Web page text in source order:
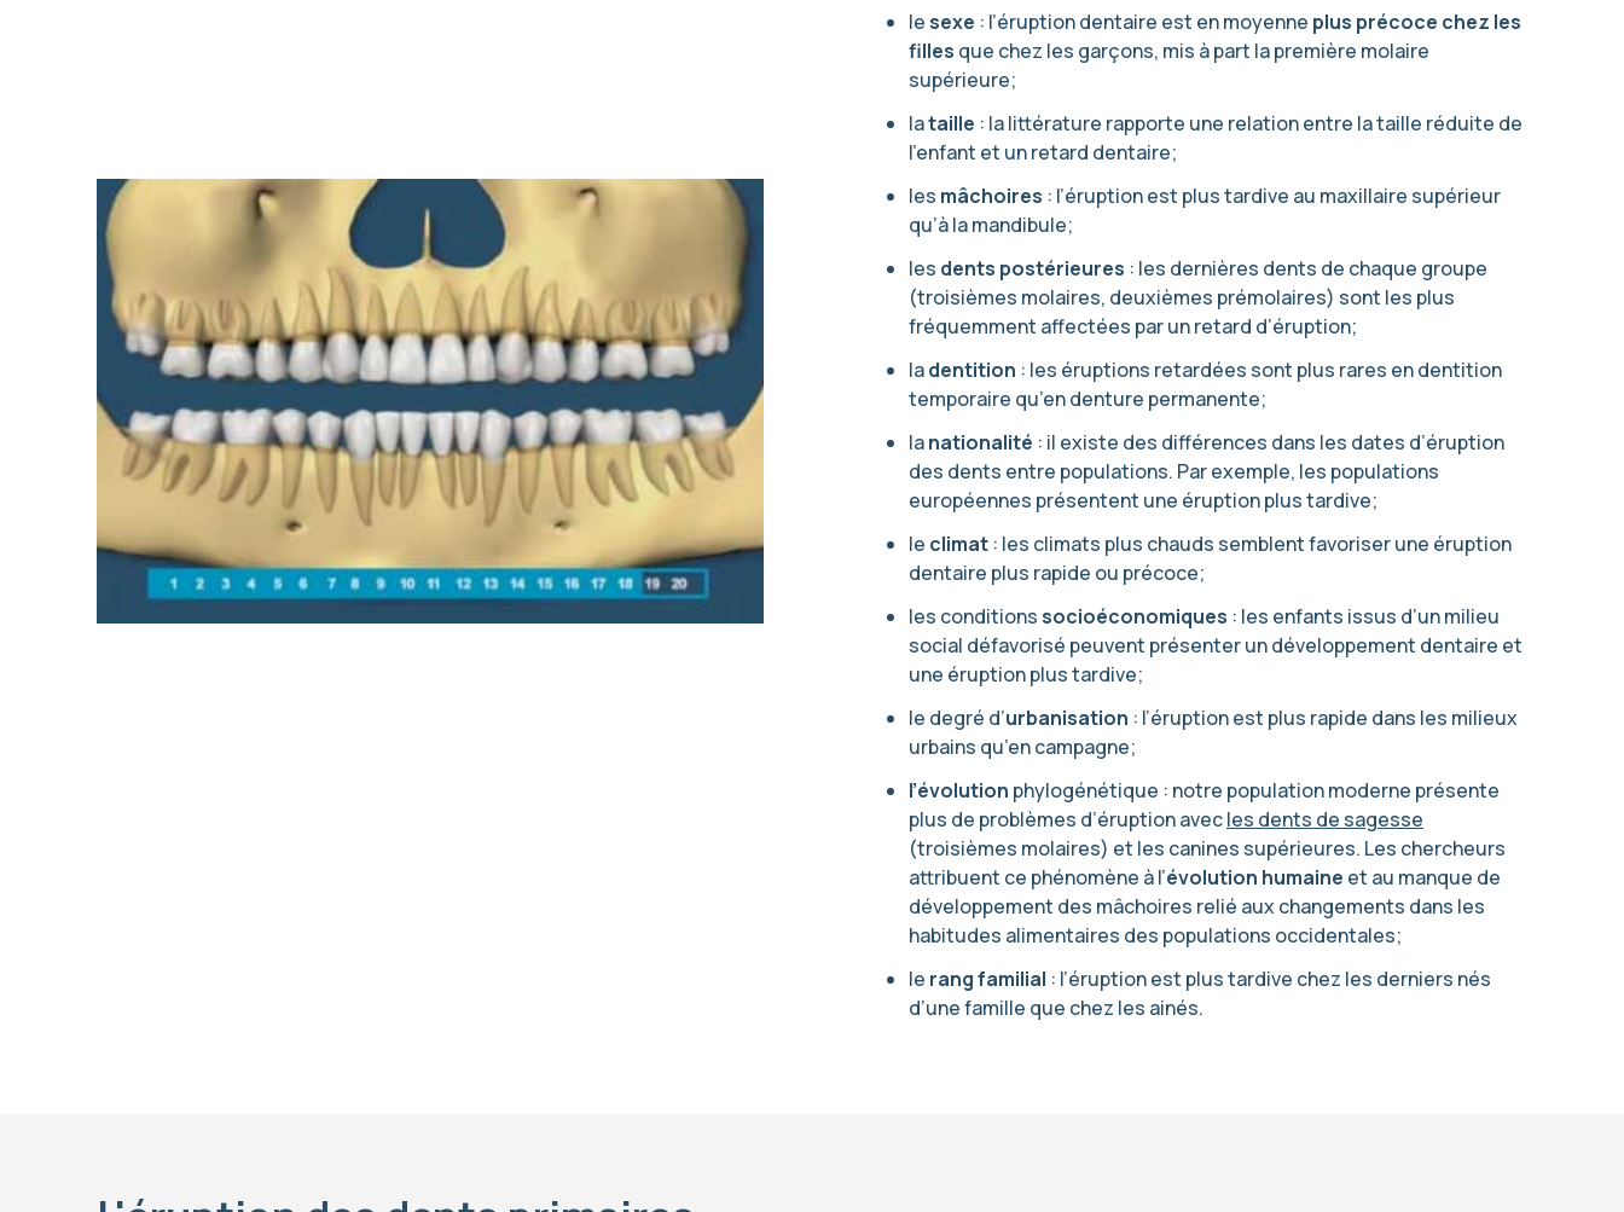
lesexe : l’éruption dentaire est en moyenne plus précoce chez les
filles que chez les garçons, mis à part la première molaire
supérieure;
lataille : la littérature rapporte une relation entre la taille réduite de
l’enfant et un retard dentaire;
les mâchoires : l’éruption est plus tardive au maxillaire supérieur
qu’à la mandibule;
les dents postérieures : les dernières dents de chaque groupe
(troisièmes molaires, deuxièmes prémolaires) sont les plus
fréquemment affectées par un retard d’éruption;
ladentition : les éruptions retardées sont plus rares en dentition
temporaire qu’en denture permanente;
lanationalité : il existe des différences dans les dates d’éruption
des dents entre populations. Par exemple, les populations
européennes présentent une éruption plus tardive;
le climat : les climats plus chauds semblent favoriser une éruption
dentaire plus rapide ou précoce;
les conditionssocioéconomiques : les enfants issus d’un milieu
social défavorisé peuvent présenter un développement dentaire et
une éruption plus tardive;
le degré d’urbanisation : l’éruption est plus rapide dans les milieux
urbains qu’en campagne;
l’évolution phylogénétique : notre population moderne présente
plus de problèmes d’éruption avecles dents de sagesse
(troisièmes molaires) et les canines supérieures. Les chercheurs
attribuent ce phénomène à l’évolution humaine et au manque de
développement des mâchoires relié aux changements dans les
habitudes alimentaires des populations occidentales;
le rang familial : l’éruption est plus tardive chez les derniers nés
d’une famille que chez les ainés.